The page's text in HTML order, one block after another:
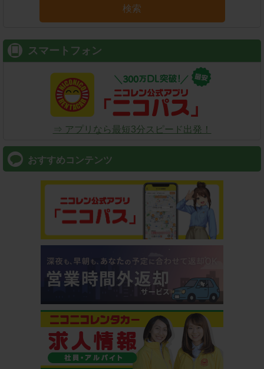
検索
スマートフォン
⇒ アプリなら最短3分スピード出発！
おすすめコンテンツ